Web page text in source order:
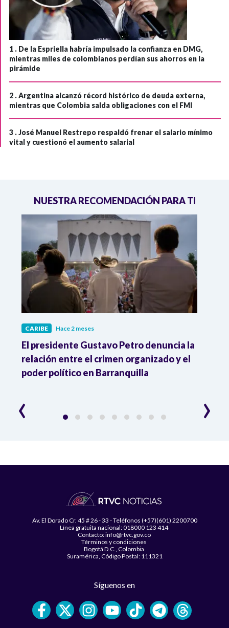
1 . De la Espriella habría impulsado la confianza en DMG,
mientras miles de colombianos perdían sus ahorros en la
pirámide
2 .Argentina alcanzó récord histórico de deuda externa,
mientras que Colombia salda obligaciones con el FMI
3 .José Manuel Restrepo respaldó frenar el salario mínimo
vital y cuestionó el aumento salarial
NUESTRA RECOMENDACIÓN PARA TI
CARIBE Hace 2 meses
El presidente Gustavo Petro denuncia la
relación entre el crimen organizado y el
poder político en Barranquilla
‹ ›
Av. El Dorado Cr. 45 # 26 - 33 - Teléfonos (+57)(601) 2200700
Línea gratuita nacional: 018000 123 414
Contacto: info@rtvc.gov.co
Términos y condiciones
Bogotá D.C., Colombia
Suramérica, Código Postal: 111321
Síguenos en